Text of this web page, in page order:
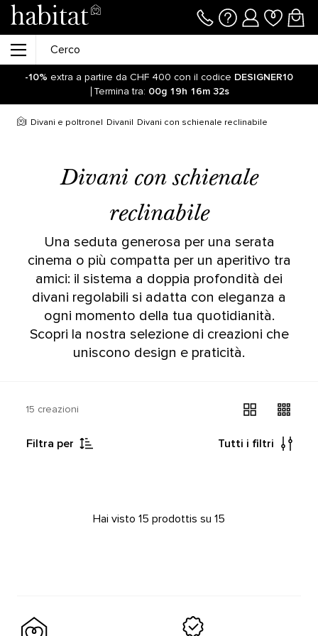
-10% extra a partire da CHF 400 con il codice DESIGNER10
Termina tra: 00g 19h 16m 32s
Resta aggiornato sulla riapertura delle vendite online sul
nostro sito! Clicca qui
Divani e poltrone Divani Divani con schienale reclinabile
Divani con schienale
reclinabile
Una seduta generosa per una serata
cinema o più compatta per un aperitivo tra
amici: il sistema a doppia profondità dei
divani regolabili si adatta con eleganza a
ogni momento della tua quotidianità.
Scopri la nostra selezione di creazioni che
uniscono design e praticità.
15 creazioni
Filtra per Tutti i filtri
Hai visto 15 prodottis su 15